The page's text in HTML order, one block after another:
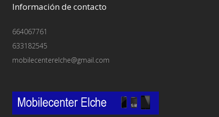
Información de contacto
664067761
633182545
mobilecenterelche@gmail.com